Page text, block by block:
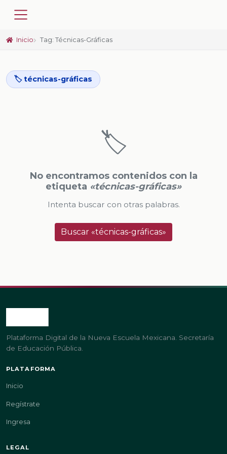
Inicio Tag: Técnicas-Gráficas
🏷️ técnicas-gráficas
🏷️
No encontramos contenidos con la
etiqueta «técnicas-gráficas»
Intenta buscar con otras palabras.
Buscar «técnicas-gráficas»
Plataforma Digital de la Nueva Escuela Mexicana. Secretaría
de Educación Pública.
PLATAFORMA
Inicio
Regístrate
Ingresa
LEGAL